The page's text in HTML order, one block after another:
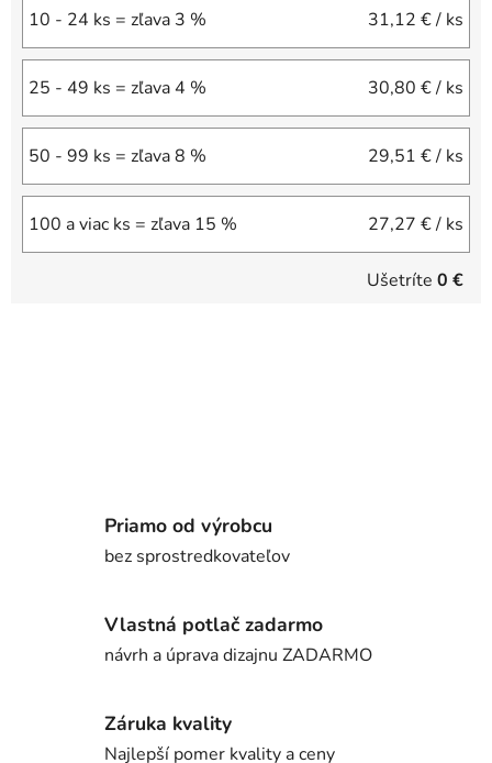
10 - 24 ks = zľava 3 % 31,12 €/ ks
25 - 49 ks = zľava 4 % 30,80 €/ ks
50 - 99 ks = zľava 8 % 29,51 €/ ks
100 a viac ks = zľava 15 % 27,27 €/ ks
Ušetríte 0 €
Priamo od výrobcu
bez sprostredkovateľov
Vlastná potlač zadarmo
návrh a úprava dizajnu ZADARMO
Záruka kvality
Najlepší pomer kvality a ceny